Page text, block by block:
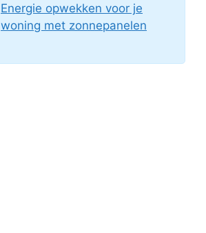
Energie opwekken voor je
woning met zonnepanelen